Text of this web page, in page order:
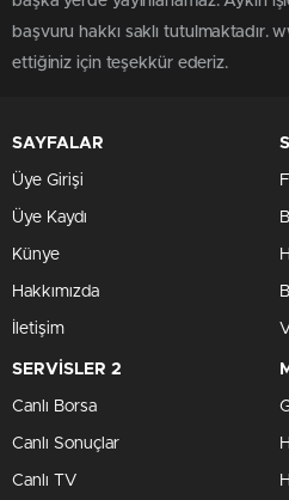
başvuru hakkı saklı tutulmaktadır.
ettiğiniz için teşekkür ederiz.
SAYFALAR
Üye Girişi
Üye Kaydı
Künye
Hakkımızda
İletişim
SERVİSLER 2
Canlı Borsa
Canlı Sonuçlar
Canlı TV